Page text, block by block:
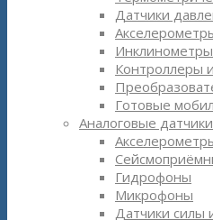
Датчики
Контроллеры
Готовые
Аналоговые датчики
Гидрофоны
Микрофоны
Датчики силы